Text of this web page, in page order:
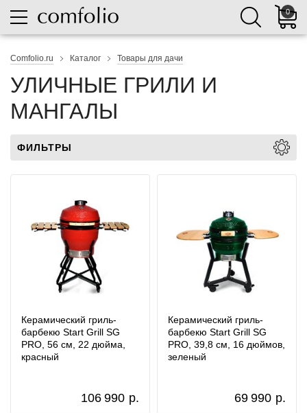
0
Comfolio.ru Каталог Товары для дачи
УЛИЧНЫЕ ГРИЛИ И
МАНГАЛЫ
ФИЛЬТРЫ
Керамический гриль-
барбекю Start Grill SG
PRO, 56 см, 22 дюйма,
красный
106 990 р.
Керамический гриль-
барбекю Start Grill SG
PRO, 39,8 см, 16 дюймов,
зеленый
69 990 р.